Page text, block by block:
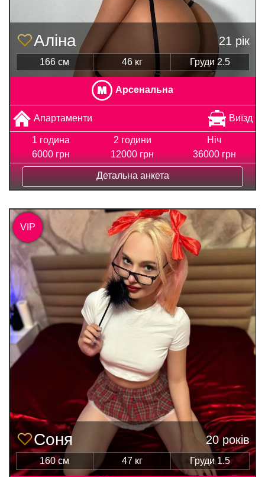
Аліна 21 рік
166 см 46 кг Груди 2.5
Арсенальна
Апартаменти Виїзд
1 година
6000 грн
2 години
12000 грн
Ніч
36000 грн
Детальна анкета
Соня 20 років
160 см 47 кг Груди 1.5
VIP